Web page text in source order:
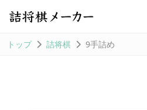
トップ 詰将棋 9手詰め